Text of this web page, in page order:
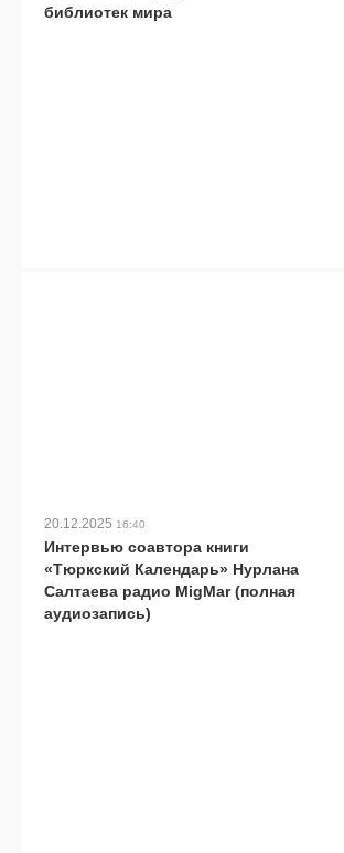
библиотек мира
20.12.2025 16:40
Интервью соавтора книги
«Тюркский Календарь» Нурлана
Салтаева радио MigMar (полная
аудиозапись)